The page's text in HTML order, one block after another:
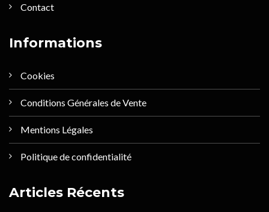
Contact
Informations
Cookies
Conditions Générales de Vente
Mentions Légales
Politique de confidentialité
Articles Récents